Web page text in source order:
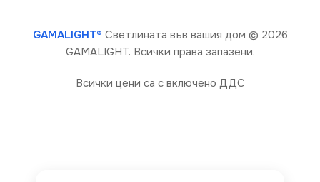
GAMALIGHT® Светлината във вашия дом © 2026
GAMALIGHT. Всички права запазени.
Всички цени са с включено ДДС